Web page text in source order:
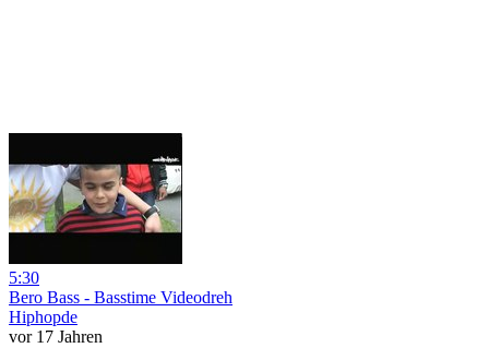
5:30
Bero Bass - Basstime Videodreh
Hiphopde
vor 17 Jahren